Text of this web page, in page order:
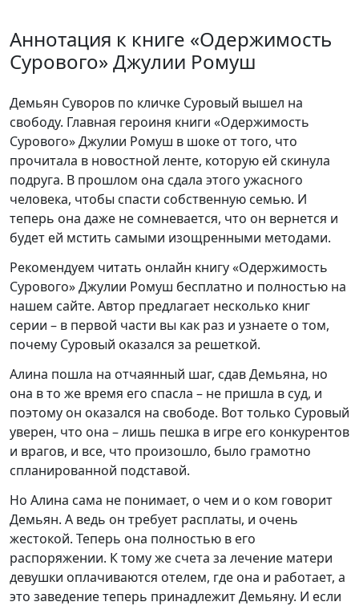
Аннотация к книге «Одержимость
Сурового» Джулии Ромуш
Демьян Суворов по кличке Суровый вышел на
свободу. Главная героиня книги «Одержимость
Сурового» Джулии Ромуш в шоке от того, что
прочитала в новостной ленте, которую ей скинула
подруга. В прошлом она сдала этого ужасного
человека, чтобы спасти собственную семью. И
теперь она даже не сомневается, что он вернется и
будет ей мстить самыми изощренными методами.
Рекомендуем читать онлайн книгу «Одержимость
Сурового» Джулии Ромуш бесплатно и полностью на
нашем сайте. Автор предлагает несколько книг
серии – в первой части вы как раз и узнаете о том,
почему Суровый оказался за решеткой.
Алина пошла на отчаянный шаг, сдав Демьяна, но
она в то же время его спасла – не пришла в суд, и
поэтому он оказался на свободе. Вот только Суровый
уверен, что она – лишь пешка в игре его конкурентов
и врагов, и все, что произошло, было грамотно
спланированной подставой.
Но Алина сама не понимает, о чем и о ком говорит
Демьян. А ведь он требует расплаты, и очень
жестокой. Теперь она полностью в его
распоряжении. К тому же счета за лечение матери
девушки оплачиваются отелем, где она и работает, а
это заведение теперь принадлежит Демьяну. И если